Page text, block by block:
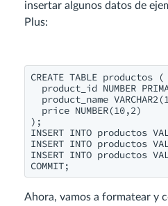
insertar algunos datos de
Plus:
CREATE TABLE productos (
product_id NUMBER
product_name
  price NUMBER(10,2)
);
INSERT INTO productos
INSERT INTO productos
INSERT INTO productos
COMMIT;
Ahora, vamos a formatear y